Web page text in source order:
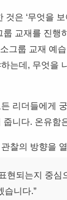
은 ‘무엇을
교재를 진행
그룹 교재 예
는데, 무엇을
리더들에게
니다. 온유함
찰의 방향을
현되는지 중심
습니다.”